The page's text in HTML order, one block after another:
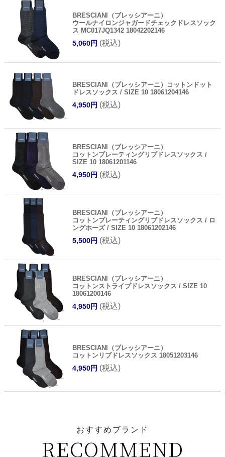
BRESCIANI（ブレッシアーニ）
ウールナイロンジャガードチェックドレスソック
ス MC017JQ1342 18042202146
5,060円 (税込)
BRESCIANI（ブレッシアーニ）コットンドット
ドレスソックス / SIZE 10 18061204146
4,950円 (税込)
BRESCIANI（ブレッシアーニ）
コットンプレーティングリブドレスソックス /
SIZE 10 18061201146
4,950円 (税込)
BRESCIANI（ブレッシアーニ）
コットンプレーティングリブドレスソックス / ロ
ングホーズ / SIZE 10 18061202146
5,500円 (税込)
BRESCIANI（ブレッシアーニ）
コットンストライプドレスソックス / SIZE 10
18061200146
4,950円 (税込)
BRESCIANI（ブレッシアーニ）
コットンリブドレスソックス 18051203146
4,950円 (税込)
おすすめブランド
RECOMMEND